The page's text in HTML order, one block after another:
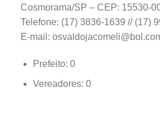
Cosmorama/SP – CEP: 15530-
Telefone: (17) 3836-1639 // (17)
E-mail:
Prefeito: 0
Vereadores: 0